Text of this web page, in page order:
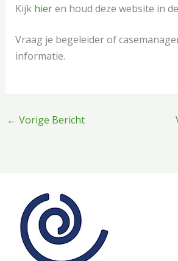
Kijk hieren houd deze website in
Vraag je begeleider of
informatie.
← Vorige Bericht